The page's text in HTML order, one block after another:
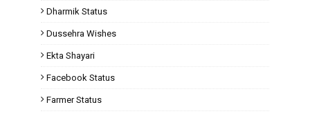
Dharmik Status
Dussehra Wishes
Ekta Shayari
Facebook Status
Farmer Status